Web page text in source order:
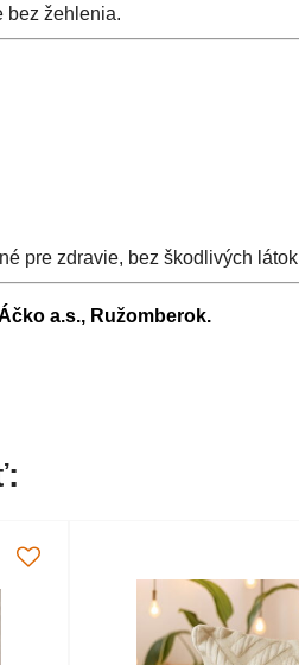
bez žehlenia.
pre zdravie, bez škodlivých látok
a.s., Ružomberok.